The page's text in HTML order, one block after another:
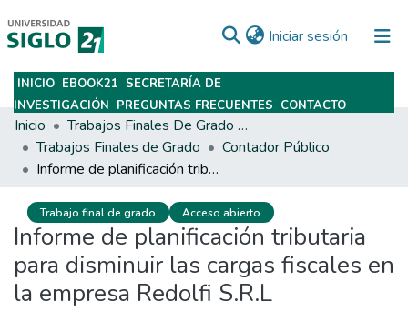
Iniciar sesión (current)
Subir
INICIO EBOOK21 SECRETARÍA DE
INVESTIGACIÓN PREGUNTAS FRECUENTES CONTACTO
Inicio
Trabajos Finales De Grado Y Posgrado
Trabajos Finales de Grado
Contador Público
Informe de planificación tributaria para disminuir las cargas fiscales en la empresa Redolfi S.R.L
Trabajo final de grado Acceso abierto
Informe de planificación tributaria
para disminuir las cargas fiscales en
la empresa Redolfi S.R.L